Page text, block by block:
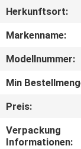
ÜBER
UNS
FABRIK-
AUSFLUG
Herkunftsort:
Markenname:
Modellnummer:
Min
Preis:
Verpackung
Informationen: